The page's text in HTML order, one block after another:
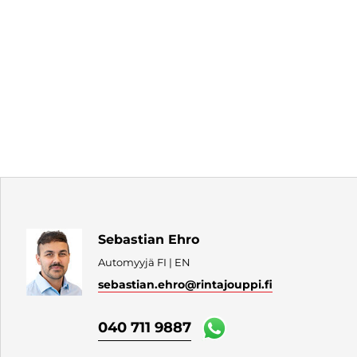
Sebastian Ehro
Automyyjä FI | EN
sebastian.ehro@rintajouppi.fi
040 711 9887